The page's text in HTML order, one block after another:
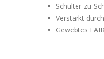
Schulter-zu-
Verstärkt
Gewebtes